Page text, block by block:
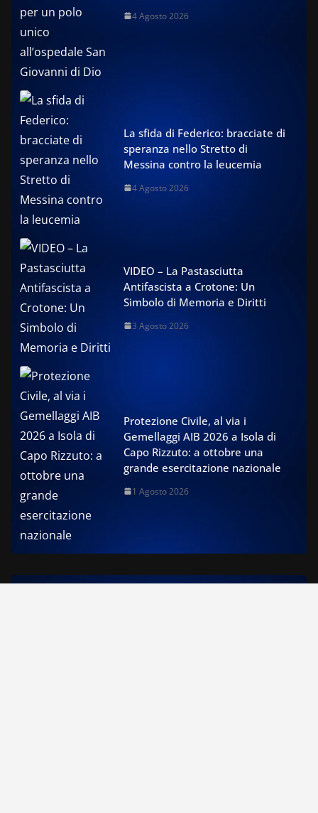
4 Agosto 2026
La sfida di Federico: bracciate di
speranza nello Stretto di
Messina contro la leucemia
4 Agosto 2026
VIDEO – La Pastasciutta
Antifascista a Crotone: Un
Simbolo di Memoria e Diritti
3 Agosto 2026
Protezione Civile, al via i
Gemellaggi AIB 2026 a Isola di
Capo Rizzuto: a ottobre una
grande esercitazione nazionale
1 Agosto 2026